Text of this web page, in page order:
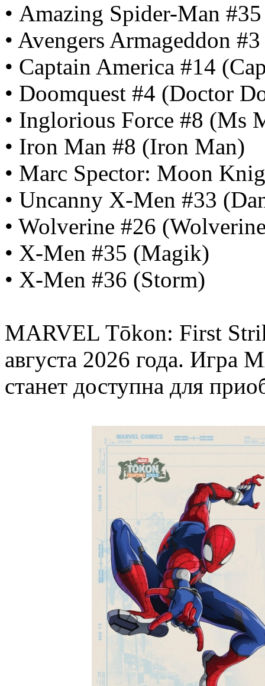
• Amazing Spider-Man
• Avengers Armageddon
• Captain America #14
• Doomquest #4 (Doctor
• Inglorious Force #8 (Ms
• Iron Man #8 (Iron Man)
• Marc Spector: Moon
• Uncanny X-Men #33
• Wolverine #26
• X-Men #35 (Magik)
• X-Men #36 (Storm)
MARVEL Tōkon: First
августа 2026 года. Игра
станет доступна для